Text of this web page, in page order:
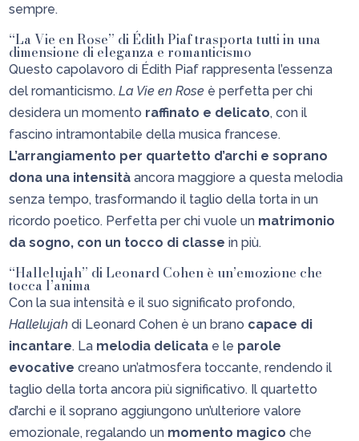
sempre.
“La Vie en Rose” di Édith Piaf trasporta tutti in una
dimensione di eleganza e romanticismo
Questo capolavoro di Édith Piaf rappresenta l’essenza
del romanticismo.La Vie en Rose è perfetta per chi
desidera un momento raffinato e delicato, con il
fascino intramontabile della musica francese.
L’arrangiamento per quartetto d’archi e soprano
dona una intensità ancora maggiore a questa melodia
senza tempo, trasformando il taglio della torta in un
ricordo poetico. Perfetta per chi vuole un matrimonio
da sogno, con un tocco di classe in più.
“Hallelujah” di Leonard Cohen è un’emozione che
tocca l’anima
Con la sua intensità e il suo significato profondo,
Hallelujah di Leonard Cohen è un brano capace di
incantare. La melodia delicata e le parole
evocative creano un’atmosfera toccante, rendendo il
taglio della torta ancora più significativo. Il quartetto
d’archi e il soprano aggiungono un’ulteriore valore
emozionale, regalando un momento magico che